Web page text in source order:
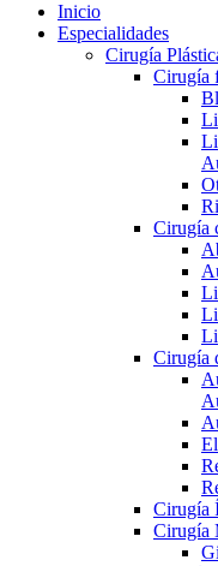
Inicio
Especialidades
Cirugía
Cirugía
Cirugía
Cirugía
Cirugía
Cirugía